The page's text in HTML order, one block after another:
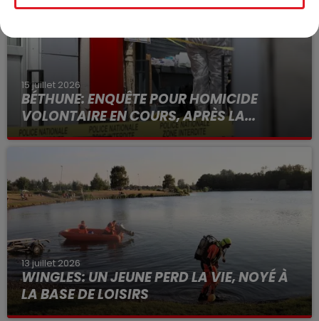
15 juillet 2026
BÉTHUNE: ENQUÊTE POUR HOMICIDE
VOLONTAIRE EN COURS, APRÈS LA...
Selon les premiers éléments, le logement servait
13 juillet 2026
WINGLES: UN JEUNE PERD LA VIE, NOYÉ À
LA BASE DE LOISIRS
La victime a coulé à pic